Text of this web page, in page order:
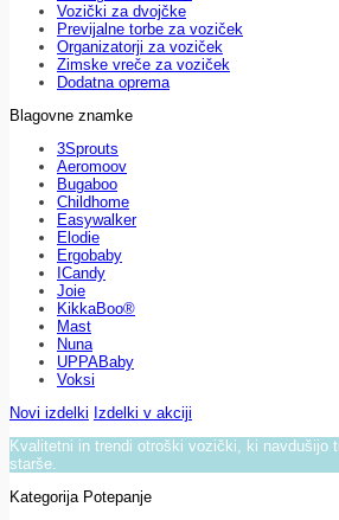
Vozički za dvojčke
Previjalne torbe za voziček
Organizatorji za voziček
Zimske vreče za voziček
Dodatna oprema
Blagovne znamke
3Sprouts
Aeromoov
Bugaboo
Childhome
Easywalker
Elodie
Ergobaby
ICandy
Joie
KikkaBoo®
Mast
Nuna
UPPABaby
Voksi
Novi izdelki Izdelki v akciji
Kvalitetni in trendi otroški vozički, ki navdušijo
starše.
Kategorija Potepanje